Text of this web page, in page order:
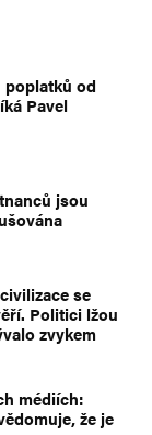
poplatků od
Pavel
jsou
se
Politici lžou
zvykem
médiích:
že je